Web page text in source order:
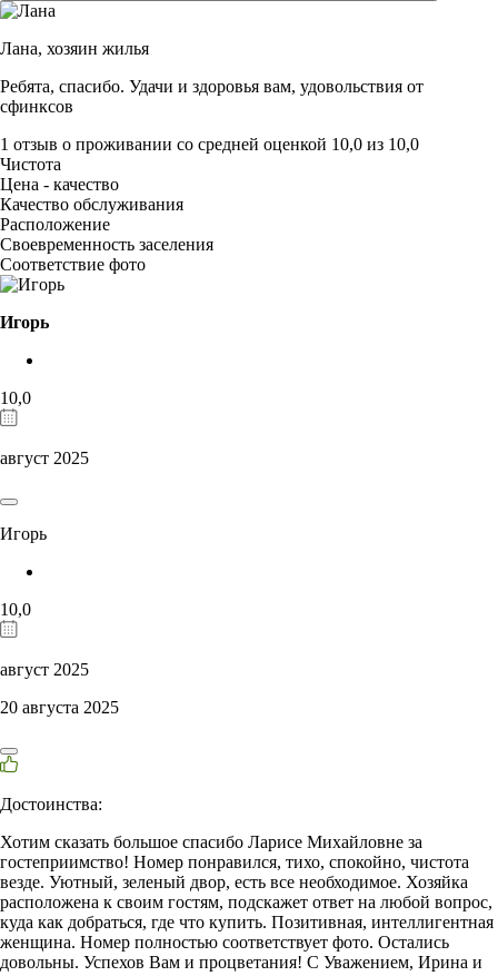
Лана, хозяин жилья
Ребята, спасибо. Удачи и здоровья вам, удовольствия от
сфинксов
1 отзыв о проживании со средней оценкой 10,0 из 10,0
Чистота
Цена - качество
Качество обслуживания
Расположение
Своевременность заселения
Соответствие фото
Игорь
10,0
август 2025
Игорь
10,0
август 2025
20 августа 2025
Достоинства:
Хотим сказать большое спасибо Ларисе Михайловне за
гостеприимство! Номер понравился, тихо, спокойно, чистота
везде. Уютный, зеленый двор, есть все необходимое. Хозяйка
расположена к своим гостям, подскажет ответ на любой вопрос,
куда как добраться, где что купить. Позитивная, интеллигентная
женщина. Номер полностью соответствует фото. Остались
довольны. Успехов Вам и процветания! С Уважением, Ирина и